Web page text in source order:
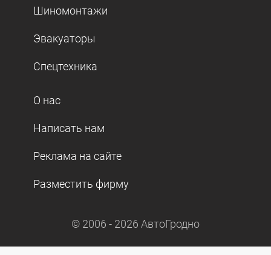
Шиномонтажи
Эвакуаторы
Спецтехника
О нас
Написать нам
Реклама на сайте
Разместить фирму
© 2006 - 2026 АвтоГродно